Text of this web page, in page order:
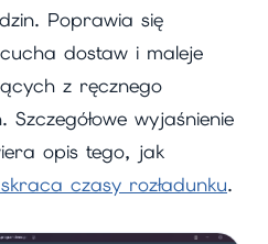
Poprawia się
dostaw i maleje
z ręcznego
wyjaśnienie
opis tego, jak
czasy rozładunku.